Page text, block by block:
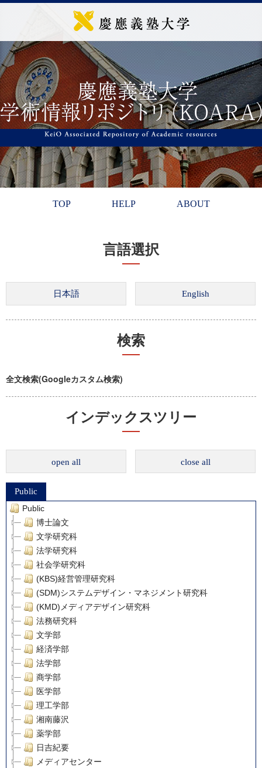
TOP HELP ABOUT
言語選択
検索
全文検索(Googleカスタム検索)
インデックスツリー
open all close all
Public
Public
博士論文
文学研究科
法学研究科
社会学研究科
(KBS)経営管理研究科
(SDM)システムデザイン・マネジメント研究科
(KMD)メディアデザイン研究科
法務研究科
文学部
経済学部
法学部
商学部
医学部
理工学部
湘南藤沢
薬学部
日吉紀要
メディアセンター